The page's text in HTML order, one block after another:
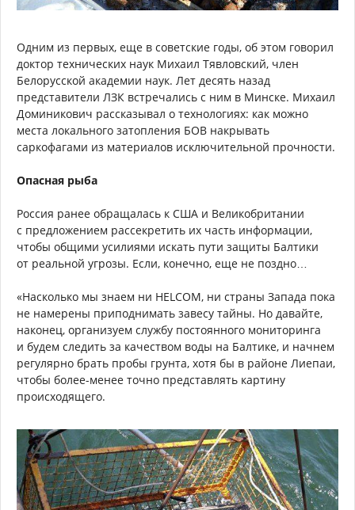
Одним из первых, еще в советские годы, об этом говорил
доктор технических наук Михаил Тявловский, член
Белорусской академии наук. Лет десять назад
представители ЛЗК встречались с ним в Минске. Михаил
Доминикович рассказывал о технологиях: как можно
места локального затопления БОВ накрывать
саркофагами из материалов исключительной прочности.
Опасная рыба
Россия ранее обращалась к США и Великобритании
с предложением рассекретить их часть информации,
чтобы общими усилиями искать пути защиты Балтики
от реальной угрозы. Если, конечно, еще не поздно…
«Насколько мы знаем ни HELCOM, ни страны Запада пока
не намерены приподнимать завесу тайны. Но давайте,
наконец, организуем службу постоянного мониторинга
и будем следить за качеством воды на Балтике, и начнем
регулярно брать пробы грунта, хотя бы в районе Лиепаи,
чтобы более-менее точно представлять картину
происходящего.